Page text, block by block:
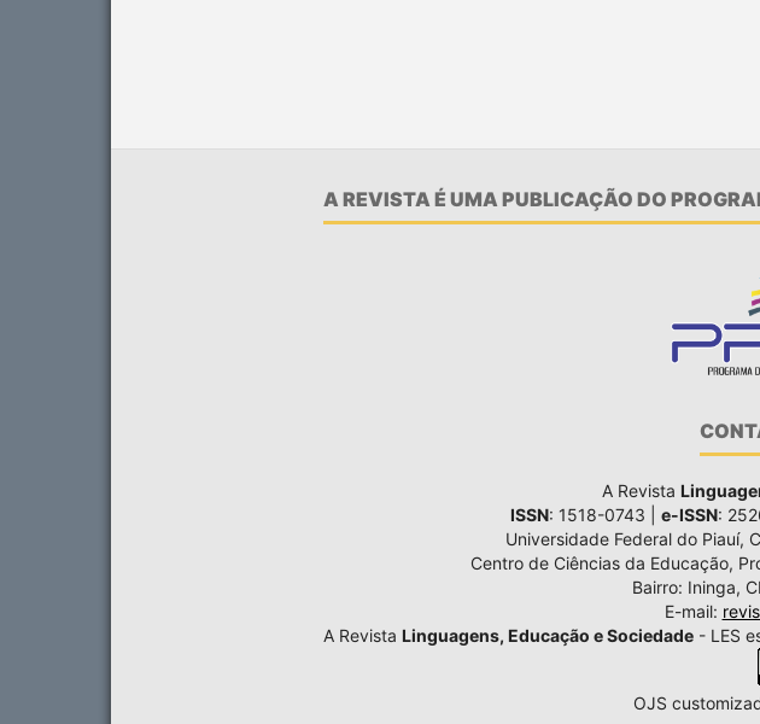
A REVISTA É UMA PUBLICAÇÃO DO
A Revista
ISSN: 1518-0743 | e-ISSN:
Universidade Federal do Piauí,
Centro de Ciências da Educação,
Bairro: Ininga,
E-mail:
A Revista Linguagens, Educação e Sociedade- LES
OJS